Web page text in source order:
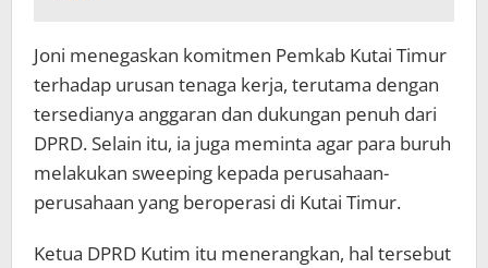
Joni menegaskan komitmen Pemkab Kutai Timur
terhadap urusan tenaga kerja, terutama dengan
tersedianya anggaran dan dukungan penuh dari
DPRD. Selain itu, ia juga meminta agar para buruh
melakukan sweeping kepada perusahaan-
perusahaan yang beroperasi di Kutai Timur.
Ketua DPRD Kutim itu menerangkan, hal tersebut